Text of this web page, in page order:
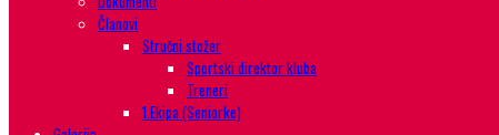
Članovi
Stručni stožer
Sportski direktor kluba
Treneri
1.Ekipa (Seniorke)